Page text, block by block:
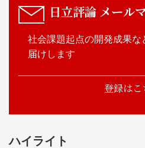
日立評論 メール
社会課題起点の開発成果な
届けします
登録はこ
ハイライト